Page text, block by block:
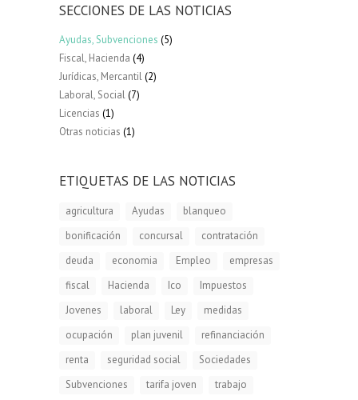
SECCIONES DE LAS NOTICIAS
Ayudas, Subvenciones (5)
Fiscal, Hacienda (4)
Jurídicas, Mercantil(2)
Laboral, Social(7)
Licencias (1)
Otras noticias (1)
ETIQUETAS DE LAS NOTICIAS
agricultura Ayudas
blanqueo
bonificación
concursal
contratación
deuda
economia Empleo
empresas
fiscal
Hacienda Ico
Impuestos
Jovenes
laboral Ley
medidas
ocupación
plan juvenil
refinanciación
renta
seguridad social
Sociedades
Subvenciones
tarifa joven trabajo